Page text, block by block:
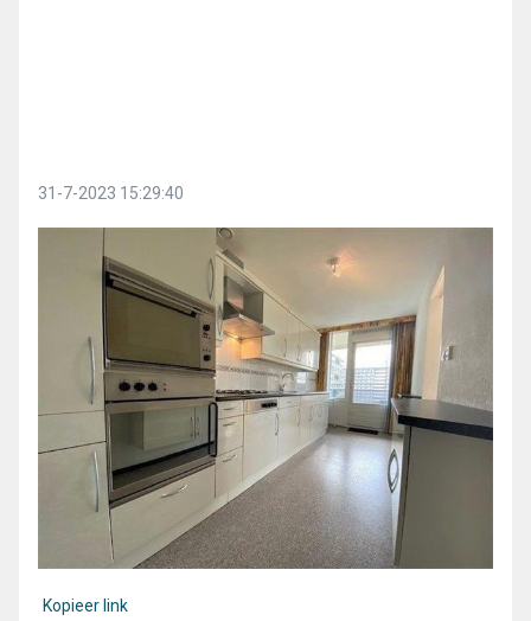
31-7-2023 15:29:40
Kopieer link